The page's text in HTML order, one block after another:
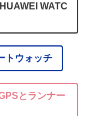
WATC
トウォッチ
とランナー